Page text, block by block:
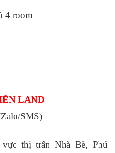
4 room
LAND
SMS)
thị trấn Nhà Bè, Phú